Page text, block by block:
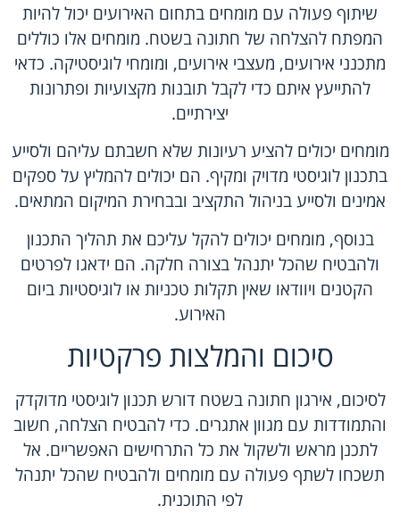
שיתוף פעולה עם מומחים בתחום האירועים יכול להיות
המפתח להצלחה של חתונה בשטח. מומחים אלו כוללים
מתכנני אירועים, מעצבי אירועים, ומומחי לוגיסטיקה. כדאי
להתייעץ איתם כדי לקבל תובנות מקצועיות ופתרונות
יצירתיים.
מומחים יכולים להציע רעיונות שלא חשבתם עליהם ולסייע
בתכנון לוגיסטי מדויק ומקיף. הם יכולים להמליץ על ספקים
אמינים ולסייע בניהול התקציב ובבחירת המיקום המתאים.
בנוסף, מומחים יכולים להקל עליכם את תהליך התכנון
ולהבטיח שהכל יתנהל בצורה חלקה. הם ידאגו לפרטים
הקטנים ויוודאו שאין תקלות טכניות או לוגיסטיות ביום
האירוע.
סיכום והמלצות פרקטיות
לסיכום, אירגון חתונה בשטח דורש תכנון לוגיסטי מדוקדק
והתמודדות עם מגוון אתגרים. כדי להבטיח הצלחה, חשוב
לתכנן מראש ולשקול את כל התרחישים האפשריים. אל
תשכחו לשתף פעולה עם מומחים ולהבטיח שהכל יתנהל
לפי התוכנית.